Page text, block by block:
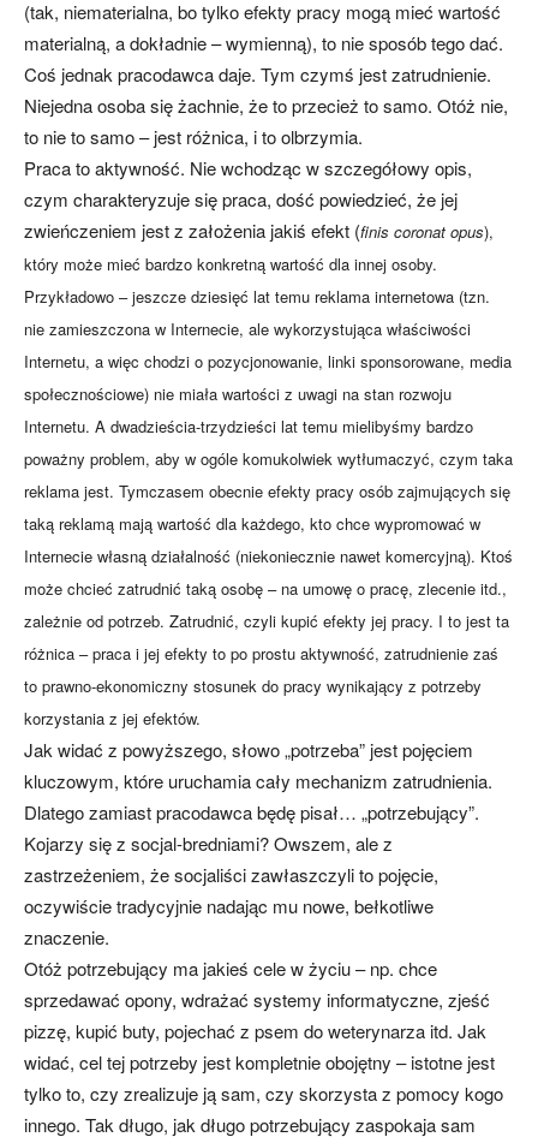
(tak, niematerialna, bo tylko efekty pracy mogą mieć wartość
materialną, a dokładnie – wymienną), to nie sposób tego dać.
Coś jednak pracodawca daje. Tym czymś jest zatrudnienie.
Niejedna osoba się żachnie, że to przecież to samo. Otóż nie,
to nie to samo – jest różnica, i to olbrzymia.
Praca to aktywność. Nie wchodząc w szczegółowy opis,
czym charakteryzuje się praca, dość powiedzieć, że jej
zwieńczeniem jest z założenia jakiś efekt (finis coronat opus),
który może mieć bardzo konkretną wartość dla innej osoby.
Przykładowo – jeszcze dziesięć lat temu reklama internetowa (tzn.
nie zamieszczona w Internecie, ale wykorzystująca właściwości
Internetu, a więc chodzi o pozycjonowanie, linki sponsorowane, media
społecznościowe) nie miała wartości z uwagi na stan rozwoju
Internetu. A dwadzieścia-trzydzieści lat temu mielibyśmy bardzo
poważny problem, aby w ogóle komukolwiek wytłumaczyć, czym taka
reklama jest. Tymczasem obecnie efekty pracy osób zajmujących się
taką reklamą mają wartość dla każdego, kto chce wypromować w
Internecie własną działalność (niekoniecznie nawet komercyjną). Ktoś
może chcieć zatrudnić taką osobę – na umowę o pracę, zlecenie itd.,
zależnie od potrzeb. Zatrudnić, czyli kupić efekty jej pracy. I to jest ta
różnica – praca i jej efekty to po prostu aktywność, zatrudnienie zaś
to prawno-ekonomiczny stosunek do pracy wynikający z potrzeby
korzystania z jej efektów.
Jak widać z powyższego, słowo „potrzeba” jest pojęciem
kluczowym, które uruchamia cały mechanizm zatrudnienia.
Dlatego zamiast pracodawca będę pisał… „potrzebujący”.
Kojarzy się z socjal-bredniami? Owszem, ale z
zastrzeżeniem, że socjaliści zawłaszczyli to pojęcie,
oczywiście tradycyjnie nadając mu nowe, bełkotliwe
znaczenie.
Otóż potrzebujący ma jakieś cele w życiu – np. chce
sprzedawać opony, wdrażać systemy informatyczne, zjeść
pizzę, kupić buty, pojechać z psem do weterynarza itd. Jak
widać, cel tej potrzeby jest kompletnie obojętny – istotne jest
tylko to, czy zrealizuje ją sam, czy skorzysta z pomocy kogo
innego. Tak długo, jak długo potrzebujący zaspokaja sam